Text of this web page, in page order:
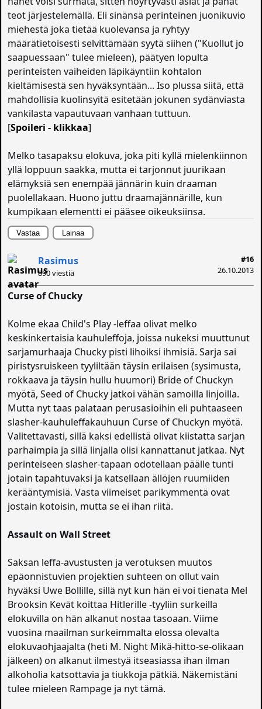
teot järjestelemällä. Eli sinänsä perinteinen juonikuvio
miehestä joka tietää kuolevansa ja ryhtyy
määrätietoisesti selvittämään syytä siihen ("Kuollut jo
saapuessaan" tulee mieleen), päätyen lopulta
perinteisten vaiheiden läpikäyntiin kohtalon
kieltämisestä sen hyväksyntään... Iso plussa siitä, että
mahdollisia kuolinsyitä esitetään jokunen sydänviasta
vankilasta vapautuvaan vanhaan tuttuun.
[Spoileri - klikkaa]
Melko tasapaksu elokuva, joka piti kyllä mielenkiinnon
yllä loppuun saakka, mutta ei tarjonnut juurikaan
elämyksiä sen enempää jännärin kuin draaman
puolellakaan. Huono juttu draamajännärille, kun
kumpikaan elementti ei pääsee oikeuksiinsa.
Vastaa Lainaa
#16
26.10.2013
Rasimus
890 viestiä
Curse of Chucky
Kolme ekaa Child's Play -leffaa olivat melko
keskinkertaisia kauhuleffoja, joissa nukeksi muuttunut
sarjamurhaaja Chucky pisti lihoiksi ihmisiä. Sarja sai
piristysruiskeen tyyliltään täysin erilaisen (sysimusta,
rokkaava ja täysin hullu huumori) Bride of Chuckyn
myötä, Seed of Chucky jatkoi vähän samoilla linjoilla.
Mutta nyt taas palataan perusasioihin eli puhtaaseen
slasher-kauhuleffakauhuun Curse of Chuckyn myötä.
Valitettavasti, sillä kaksi edellistä olivat kiistatta sarjan
parhaimpia ja sillä linjalla olisi kannattanut jatkaa. Nyt
perinteiseen slasher-tapaan odotellaan päälle tunti
jotain tapahtuvaksi ja katsellaan ällöjen ruumiiden
kerääntymisiä. Vasta viimeiset parikymmentä ovat
jostain kotoisin, mutta se ei ihan riitä.
Assault on Wall Street
Saksan leffa-avustusten ja verotuksen muutos
epäonnistuvien projektien suhteen on ollut vain
hyväksi Uwe Bollille, sillä nyt kun hän ei voi tienata Mel
Brooksin Kevät koittaa Hitlerille -tyyliin surkeilla
elokuvilla on hän alkanut nostaa tasoaan. Viime
vuosina maailman surkeimmalta elossa olevalta
elokuvaohjaajalta (heti M. Night Mikä-hitto-se-olikaan
jälkeen) on alkanut ilmestyä itseasiassa ihan ilman
alkoholia katsottavia ja tiukkoja pätkiä. Näkemistäni
tulee mieleen Rampage ja nyt tämä.